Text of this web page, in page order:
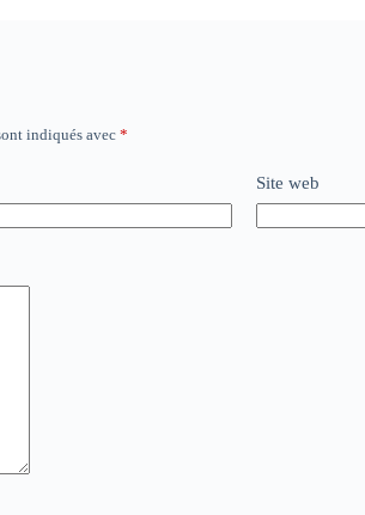
indiqués avec*
Site web